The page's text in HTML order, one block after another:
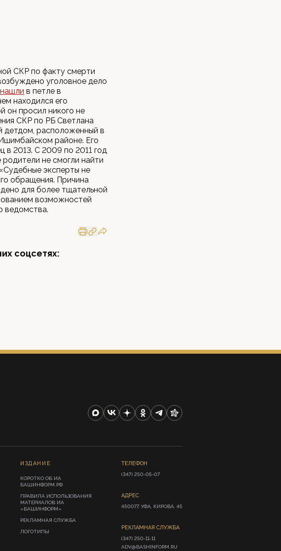
СКР по факту смерти
уголовное дело
нашли в петле в
находился его
он просил никого не
СКР по РБ Светлана
детдом, расположенный в
районе. Его
в 2013. С 2009 по 2011 год
не смогли найти
эксперты не
обращения. Причина
для более тщательной
возможностей
ведомства.
соцсетях:
ИЗДАНИЕ
КОРОТКО ОБ ИА
БАШИНФОРМ.РФ
ПРАВИЛА ИСПОЛЬЗОВАНИЯ
МАТЕРИАЛОВ ИА
«БАШИНФОРМ»
РЕКЛАМНАЯ СЛУЖБА
ЛОГОТИПЫ
ТЕЛЕФОН
(347) 250-05-07
АДРЕС
450077, УФА, КИРОВА, 45
РЕКЛАМНАЯ СЛУЖБА
(347) 250-11-11
ADV@BASHINFORM.RU